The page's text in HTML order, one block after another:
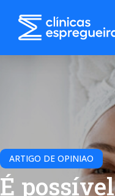
ARTIGO DE OPINIAO
É possível